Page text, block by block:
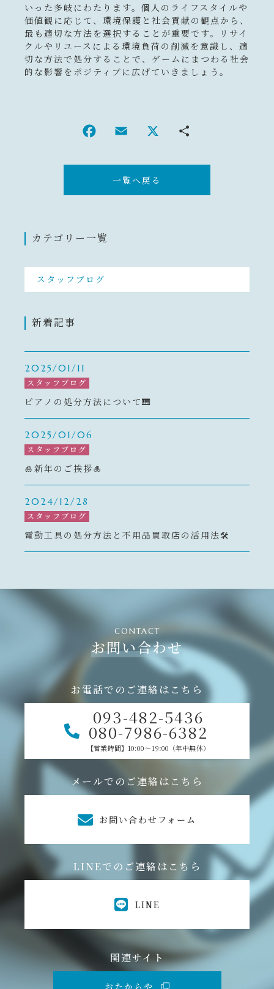
いった多岐にわたります。個人のライフスタイルや
価値観に応じて、環境保護と社会貢献の観点から、
最も適切な方法を選択することが重要です。リサイ
クルやリユースによる環境負荷の削減を意識し、適
切な方法で処分することで、ゲームにまつわる社会
的な影響をポジティブに広げていきましょう。
一覧へ戻る
カテゴリー一覧
スタッフブログ
新着記事
2025/01/11
スタッフブログ
ピアノの処分方法について🎹
2025/01/06
スタッフブログ
🎍新年のご挨拶🎍
2024/12/28
スタッフブログ
電動工具の処分方法と不用品買取店の活用法🛠️
CONTACT
お問い合わせ
お電話でのご連絡はこちら
093-482-5436
080-7986-6382
【営業時間】10:00～19:00（年中無休）
メールでのご連絡はこちら
お問い合わせフォーム
LINEでのご連絡はこちら
LINE
関連サイト
おたからや